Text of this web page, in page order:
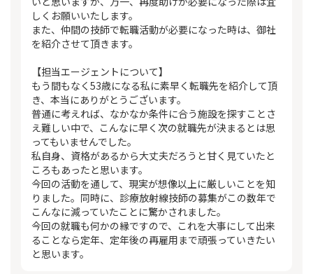
しくお願いいたします。
また、仲間の技師で転職活動が必要になった時は、御社
を紹介させて頂きます。
【担当エージェントについて】
もう間もなく53歳になる私に素早く転職先を紹介して頂
き、本当にありがとうございます。
普通に考えれば、なかなか条件に合う施設を探すことさ
え難しい中で、こんなに早く次の就職先が決まるとは思
ってもいませんでした。
私自身、資格があるから大丈夫だろうと甘く見ていたと
ころもあったと思います。
今回の活動を通して、現実が想像以上に厳しいことを知
りました。同時に、診療放射線技師の募集がこの数年で
こんなに減っていたことに驚かされました。
今回の就職も何かの縁ですので、これを大事にして出来
ることなら定年、定年後の再雇用まで頑張っていきたい
と思います。